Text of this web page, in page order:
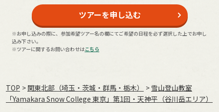
ツアーを申し込む
※お申し込みの際に、参加希望ツアー名の欄にてご希望の日程を必ず選択した上でお申し
込み下さい。
※ツアーに関するお問い合わせはこちら
TOP 関東北部（埼玉・茨城・群馬・栃木）
雪山登山教室
「Yamakara Snow College 東京」第1回・天神平（谷川岳エリア）